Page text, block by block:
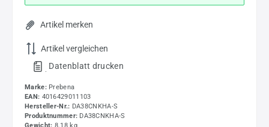
Artikel merken
Artikel vergleichen
. Datenblatt drucken
Marke: Prebena
EAN: 4016429011103
Hersteller-Nr.: DA38CNKHA-S
Produktnummer: DA38CNKHA-S
Gewicht: 8.18 kg